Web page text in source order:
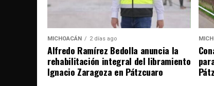
MICHOACÁN 2 días ago
Alfredo Ramírez Bedolla anuncia la
rehabilitación integral del libramiento
Ignacio Zaragoza en Pátzcuaro